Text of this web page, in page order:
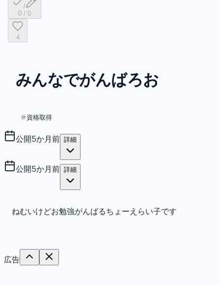
/
0 / 0
4
みんなでがんばろお
#資格取得
公開5か月前 詳細
公開5か月前 詳細
ねむいけどお勉強がんばるちょーえらい子です
広告